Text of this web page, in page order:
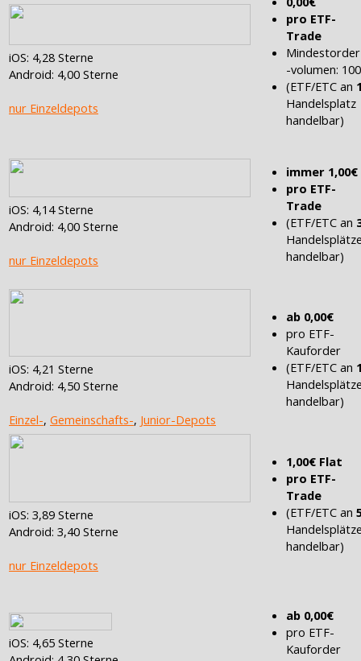
iOS: 4,28 Sterne
Android: 4,00 Sterne
nur Einzeldepots
pro ETF-
Trade
Mindestorder
-volumen:
(ETF/ETC an
Handelsplatz
handelbar)
iOS: 4,14 Sterne
Android: 4,00 Sterne
nur Einzeldepots
immer 1,00€
pro ETF-
Trade
(ETF/ETC an
handelbar)
iOS: 4,21 Sterne
Android: 4,50 Sterne
Einzel-, Gemeinschafts-, Junior-Depots
ab 0,00€
pro ETF-
Kauforder
(ETF/ETC an
handelbar)
iOS: 3,89 Sterne
Android: 3,40 Sterne
nur Einzeldepots
1,00€ Flat
pro ETF-
Trade
(ETF/ETC an
handelbar)
iOS: 4,65 Sterne
ab 0,00€
pro ETF-
Kauforder